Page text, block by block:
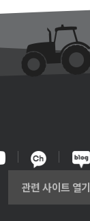
관련 사이트 열기